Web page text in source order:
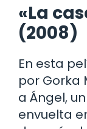
«La
(2008)
En esta
por Gorka
a Ángel,
envuelta